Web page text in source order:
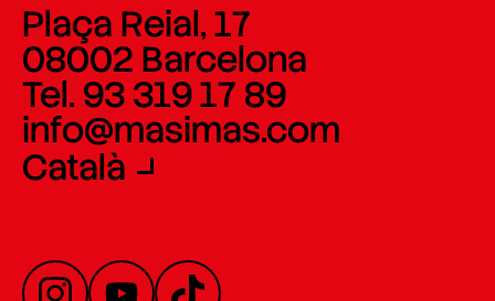
Plaça Reial, 17
08002 Barcelona
Tel. 93 319 17 89
info@masimas.com
Català